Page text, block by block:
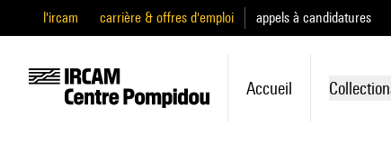
l'ircam carrière & offres d'emploi appels à candidatures
Accueil